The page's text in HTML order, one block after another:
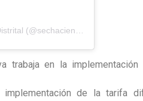
trabaja en la
de la tarifa